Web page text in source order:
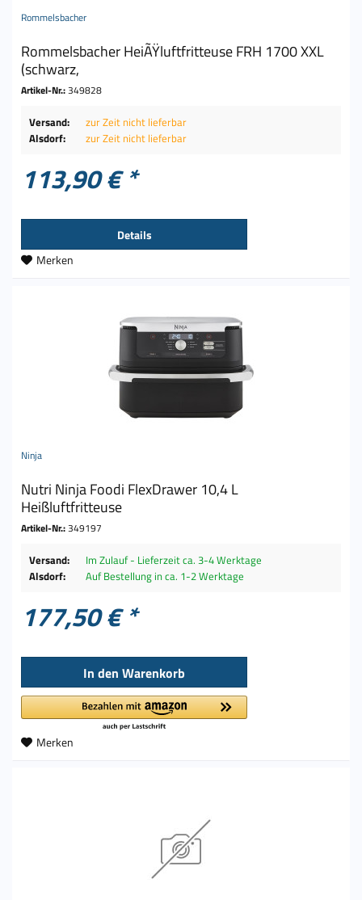
Rommelsbacher
Rommelsbacher HeiÃŸluftfritteuse FRH 1700 XXL
(schwarz,
Artikel-Nr.:349828
Versand:
zur Zeit nicht lieferbar
Alsdorf:
zur Zeit nicht lieferbar
113,90 € *
Details
Merken
Ninja
Nutri Ninja Foodi FlexDrawer 10,4 L
Heißluftfritteuse
Artikel-Nr.:349197
Versand:
Im Zulauf - Lieferzeit ca. 3-4 Werktage
Alsdorf:
Auf Bestellung in ca. 1-2 Werktage
177,50 € *
In den Warenkorb
Merken